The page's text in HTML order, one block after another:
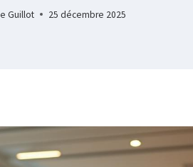
Guillot 25 décembre 2025